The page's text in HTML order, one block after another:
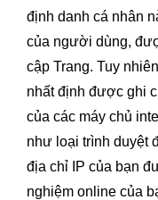
định danh cá nhân
của người dùng,
cập Trang. Tuy
nhất định được ghi
của các máy chủ
như loại trình duyệt
địa chỉ IP của bạn
nghiệm online của